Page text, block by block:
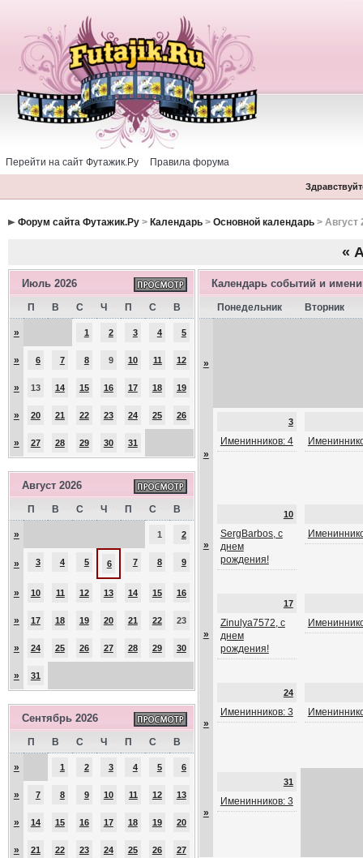
Перейти на сайт Футажик.Ру Правила форума
Форум сайта Футажик.Ру> Календарь> Основной календарь> Август
«
Июль 2026
П В С Ч П С В
» 1 2 3 4 5
» 6 7 8 9 10 11 12
» 13 14 15 16 17 18 19
» 20 21 22 23 24 25 26
» 27 28 29 30 31
Август 2026
П В С Ч П С В
» 1 2
» 3 4 5 6 7 8 9
» 10 11 12 13 14 15 16
» 17 18 19 20 21 22 23
» 24 25 26 27 28 29 30
» 31
Сентябрь 2026
П В С Ч П С В
» 1 2 3 4 5 6
» 7 8 9 10 11 12 13
» 14 15 16 17 18 19 20
» 21 22 23 24 25 26 27
Календарь событий и
Понедельник Вторник
»
»
3
Именинников: 4
»
10
SergBarbos, с
днем
рождения!
»
17
Zinulya7572, с
днем
рождения!
»
24
Именинников: 3
»
31
Именинников: 3